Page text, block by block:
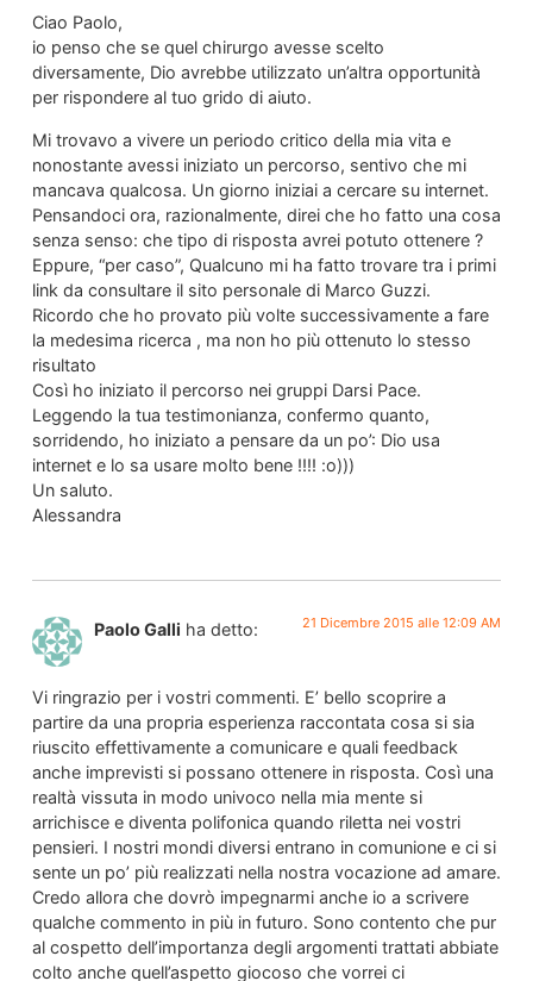
Ciao Paolo,
io penso che se quel chirurgo avesse scelto
diversamente, Dio avrebbe utilizzato un’altra opportunità
per rispondere al tuo grido di aiuto.
Mi trovavo a vivere un periodo critico della mia vita e
nonostante avessi iniziato un percorso, sentivo che mi
mancava qualcosa. Un giorno iniziai a cercare su internet.
Pensandoci ora, razionalmente, direi che ho fatto una cosa
senza senso: che tipo di risposta avrei potuto ottenere ?
Eppure, “per caso”, Qualcuno mi ha fatto trovare tra i primi
link da consultare il sito personale di Marco Guzzi.
Ricordo che ho provato più volte successivamente a fare
la medesima ricerca , ma non ho più ottenuto lo stesso
risultato
Così ho iniziato il percorso nei gruppi Darsi Pace.
Leggendo la tua testimonianza, confermo quanto,
sorridendo, ho iniziato a pensare da un po’: Dio usa
internet e lo sa usare molto bene !!!! :o)))
Un saluto.
Alessandra
Paolo Galli ha detto: 21 Dicembre 2015 alle 12:09 AM
Vi ringrazio per i vostri commenti. E’ bello scoprire a
partire da una propria esperienza raccontata cosa si sia
riuscito effettivamente a comunicare e quali feedback
anche imprevisti si possano ottenere in risposta. Così una
realtà vissuta in modo univoco nella mia mente si
arrichisce e diventa polifonica quando riletta nei vostri
pensieri. I nostri mondi diversi entrano in comunione e ci si
sente un po’ più realizzati nella nostra vocazione ad amare.
Credo allora che dovrò impegnarmi anche io a scrivere
qualche commento in più in futuro. Sono contento che pur
al cospetto dell’importanza degli argomenti trattati abbiate
colto anche quell’aspetto giocoso che vorrei ci